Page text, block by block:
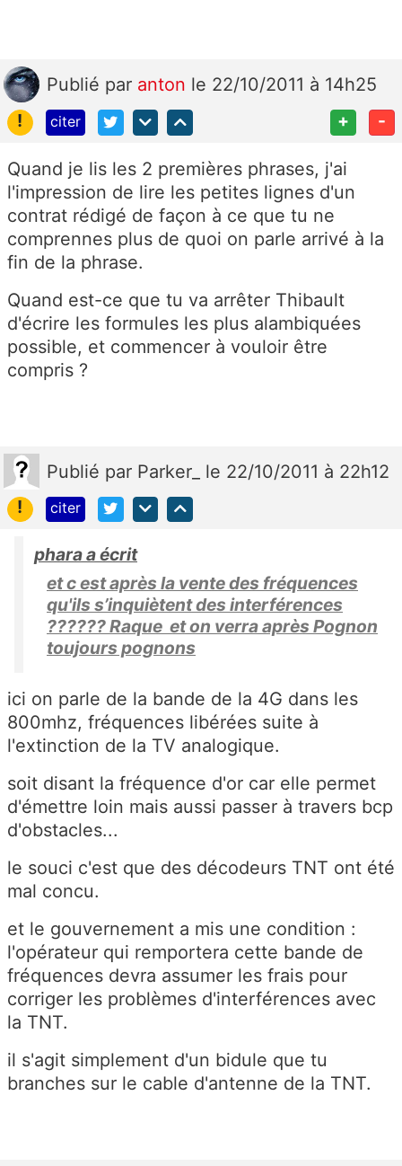
Publié par anton le 22/10/2011 à 14h25
!
citer + -
Quand je lis les 2 premières phrases, j'ai
l'impression de lire les petites lignes d'un
contrat rédigé de façon à ce que tu ne
comprennes plus de quoi on parle arrivé à la
fin de la phrase.
Quand est-ce que tu va arrêter Thibault
d'écrire les formules les plus alambiquées
possible, et commencer à vouloir être
compris ?
Publié par Parker_ le 22/10/2011 à 22h12
!
citer
phara a écrit
et c est après la vente des fréquences
qu'ils s’inquiètent des interférences
?????? Raque et on verra après Pognon
toujours pognons
ici on parle de la bande de la 4G dans les
800mhz, fréquences libérées suite à
l'extinction de la TV analogique.
soit disant la fréquence d'or car elle permet
d'émettre loin mais aussi passer à travers bcp
d'obstacles...
le souci c'est que des décodeurs TNT ont été
mal concu.
et le gouvernement a mis une condition :
l'opérateur qui remportera cette bande de
fréquences devra assumer les frais pour
corriger les problèmes d'interférences avec
la TNT.
il s'agit simplement d'un bidule que tu
branches sur le cable d'antenne de la TNT.